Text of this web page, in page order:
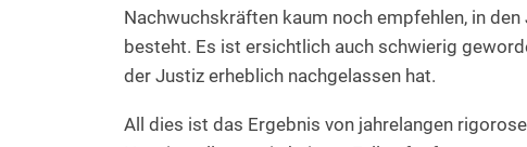
Nachwuchskräften kaum noch empfehlen, in
besteht. Es ist ersichtlich auch schwierig
der Justiz erheblich nachgelassen hat.
All dies ist das Ergebnis von jahrelangen